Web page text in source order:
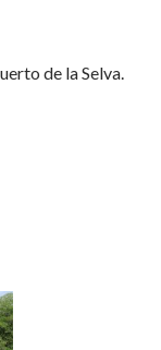
de la Selva.